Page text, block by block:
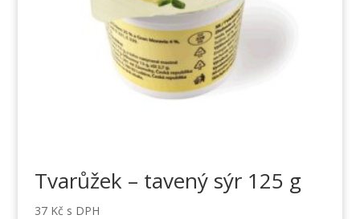
Tvarůžek – tavený sýr 125 g
37 Kč s DPH